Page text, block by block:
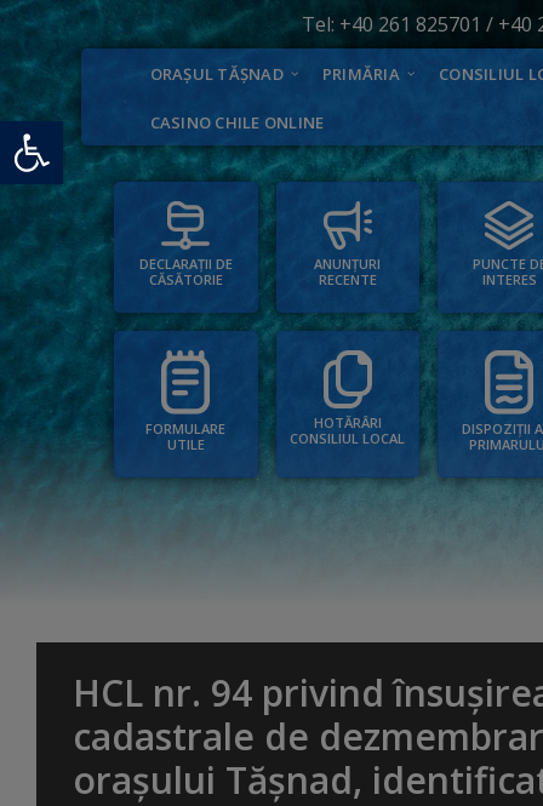
Deschide bara de unelte
Tel: +40 261 825701 / +40
ORAȘUL TĂȘNAD PRIMĂRIA CONSILIUL
CASINO CHILE ONLINE
DECLARAȚII DE
CĂSĂTORIE
ANUNȚURI
RECENTE
PUNCTE
INTERES
FORMULARE
UTILE
HOTĂRÂRI
CONSILIUL LOCAL
DISPOZIȚII
HCL nr. 94 privind
cadastrale de
orașului Tășnad,